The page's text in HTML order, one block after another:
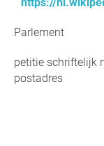
Parlement
petitie schriftelijk
postadres